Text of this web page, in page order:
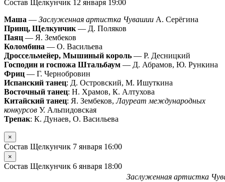
Состав Щелкунчик 12 января 19:00
Маша — Заслуженная артистка Чувашии А. Серёгина
Принц, Щелкунчик — Д. Поляков
Паяц — Я. Зембеков
Коломбина — О. Васильева
Дроссельмейер, Мышиный король — Р. Десницкий
Господин и госпожа Штальбаум — Д. Абрамов, Ю. Рункина
Фриц — Г. Чернобровин
Испанский танец: Д. Островский, М. Ишуткина
Восточный танец: Н. Храмов, К. Алтухова
Китайский танец: Я. Зембеков,Лауреат международных
конкурсов У. Альпидовская
Трепак: К. Дунаев, О. Васильева
×
Состав Щелкунчик 7 января 16:00
×
Состав Щелкунчик 6 января 18:00
Заслуженная артистка